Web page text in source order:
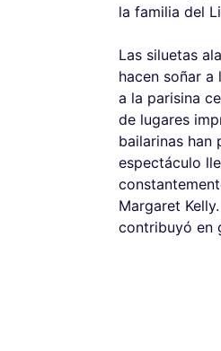
la familia del
Las siluetas
hacen soñar a
a la parisina
de lugares
bailarinas han
espectáculo
Margaret
contribuyó en